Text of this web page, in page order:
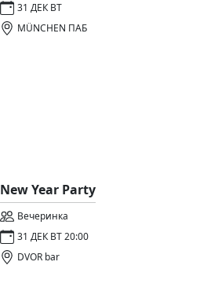
31 ДЕК ВТ
MÜNCHEN ПАБ
New Year Party
Вечеринка
31 ДЕК ВТ 20:00
DVOR bar